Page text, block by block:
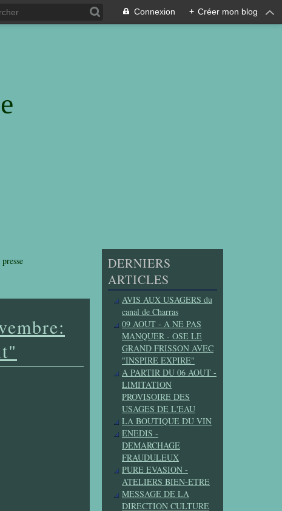
Connexion + Créer mon blog
DERNIERS
ARTICLES
AVIS AUX USAGERS du
canal de Charras
09 AOUT - A NE PAS
MANQUER - OSE LE
GRAND FRISSON AVEC
"INSPIRE EXPIRE"
A PARTIR DU 06 AOUT -
LIMITATION
PROVISOIRE DES
USAGES DE L'EAU
LA BOUTIQUE DU VIN
ENEDIS -
DEMARCHAGE
FRAUDULEUX
PURE EVASION -
ATELIERS BIEN-ETRE
MESSAGE DE LA
DIRECTION CULTURE